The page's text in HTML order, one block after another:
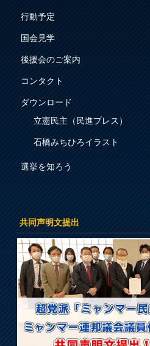
行動予定
国会見学
後援会のご案内
コンタクト
ダウンロード
立憲民主（民進プレス）
石橋みちひろイラスト
選挙を知ろう
共同声明文提出